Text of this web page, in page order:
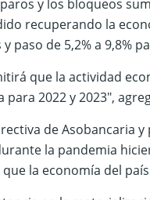
y los bloqueos
recuperando la
paso de 5,2% a 9,8%
que la actividad
2022 y 2023″,
de Asobancaria
la pandemia
la economía del